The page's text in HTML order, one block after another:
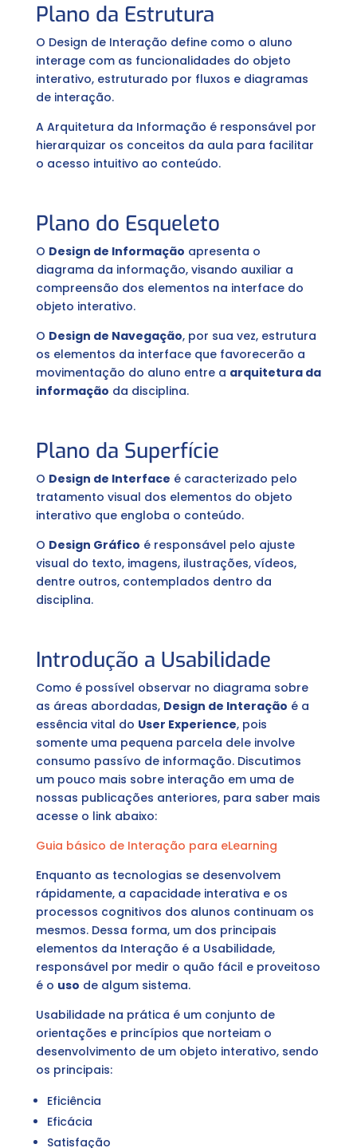
Plano da Estrutura
O Design de Interação define como o aluno
interage com as funcionalidades do objeto
interativo, estruturado por fluxos e diagramas
de interação.
A Arquitetura da Informação é responsável por
hierarquizar os conceitos da aula para facilitar
o acesso intuitivo ao conteúdo.
Plano do Esqueleto
O Design de Informação apresenta o
diagrama da informação, visando auxiliar a
compreensão dos elementos na interface do
objeto interativo.
O Design de Navegação, por sua vez, estrutura
os elementos da interface que favorecerão a
movimentação do aluno entre a arquitetura da
informação da disciplina.
Plano da Superfície
O Design de Interface é caracterizado pelo
tratamento visual dos elementos do objeto
interativo que engloba o conteúdo.
O Design Gráfico é responsável pelo ajuste
visual do texto, imagens, ilustrações, vídeos,
dentre outros, contemplados dentro da
disciplina.
Introdução a Usabilidade
Como é possível observar no diagrama sobre
as áreas abordadas, Design de Interação é a
essência vital do User Experience, pois
somente uma pequena parcela dele involve
consumo passívo de informação. Discutimos
um pouco mais sobre interação em uma de
nossas publicações anteriores, para saber mais
acesse o link abaixo:
Guia básico de Interação para eLearning
Enquanto as tecnologias se desenvolvem
rápidamente, a capacidade interativa e os
processos cognitivos dos alunos continuam os
mesmos. Dessa forma, um dos principais
elementos da Interação é a Usabilidade,
responsável por medir o quão fácil e proveitoso
é o uso de algum sistema.
Usabilidade na prática é um conjunto de
orientações e princípios que norteiam o
desenvolvimento de um objeto interativo, sendo
os principais:
Eficiência
Eficácia
Satisfação